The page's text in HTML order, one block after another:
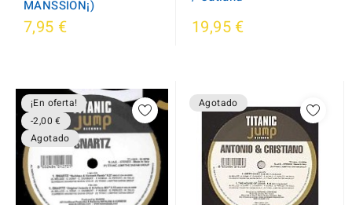
MANSSION¡)
7,95 € 19,95 €
¡En oferta!
-2,00 €
Agotado
Agotado